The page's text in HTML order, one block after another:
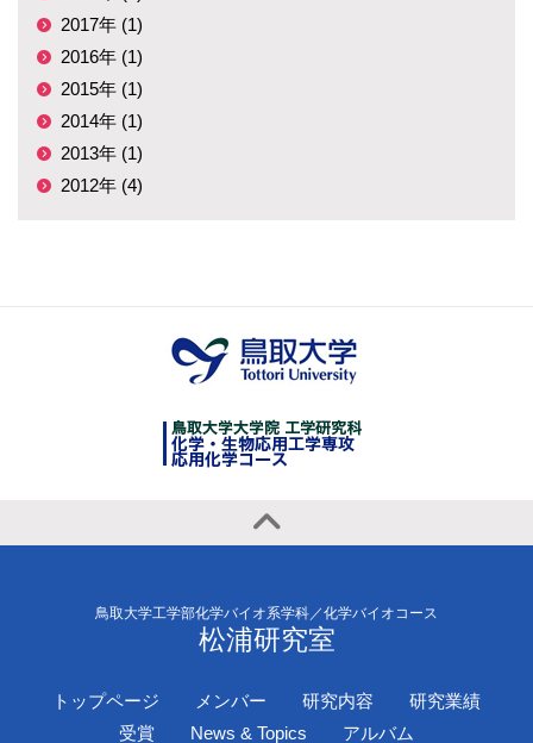
2017年 (1)
2016年 (1)
2015年 (1)
2014年 (1)
2013年 (1)
2012年 (4)
鳥取大学工学部化学バイオ系学科／化学バイオコース
松浦研究室
トップページ メンバー 研究内容
研究業績
受賞
News & Topics アルバム